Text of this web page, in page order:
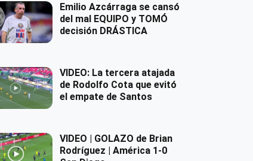
Emilio Azcárraga se cansó
del mal EQUIPO y TOMÓ
decisión DRÁSTICA
VIDEO: La tercera atajada
de Rodolfo Cota que evitó
el empate de Santos
VIDEO | GOLAZO de Brian
Rodríguez | América 1-0